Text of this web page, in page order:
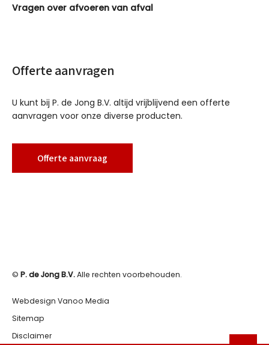
Vragen over afvoeren van afval
Offerte aanvragen
U kunt bij P. de Jong B.V. altijd vrijblijvend een offerte
aanvragen voor onze diverse producten.
Offerte aanvraag
© P. de Jong B.V.Alle rechten voorbehouden.
Webdesign Vanoo Media
Sitemap
Disclaimer